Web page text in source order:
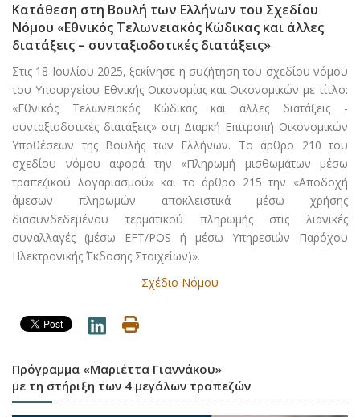
Κατάθεση στη Βουλή των Ελλήνων του Σχεδίου
Νόμου «Εθνικός Τελωνειακός Κώδικας και άλλες
διατάξεις – συνταξιοδοτικές διατάξεις»
Στις 18 Ιουλίου 2025, ξεκίνησε η συζήτηση του σχεδίου νόμου
του Υπουργείου Εθνικής Οικονομίας και Οικονομικών με τίτλο:
«Εθνικός Τελωνειακός Κώδικας και άλλες διατάξεις -
συνταξιοδοτικές διατάξεις» στη Διαρκή Επιτροπή Οικονομικών
Υποθέσεων της Βουλής των Ελλήνων. Το άρθρο 210 του
σχεδίου νόμου αφορά την «Πληρωμή μισθωμάτων μέσω
τραπεζικού λογαριασμού» και το άρθρο 215 την «Αποδοχή
άμεσων πληρωμών αποκλειστικά μέσω χρήσης
διασυνδεδεμένου τερματικού πληρωμής στις λιανικές
συναλλαγές (μέσω EFT/POS ή μέσω Υπηρεσιών Παρόχου
Ηλεκτρονικής Έκδοσης Στοιχείων)».
Σχέδιο Νόμου
Πρόγραμμα «Μαριέττα Γιαννάκου»
με τη στήριξη των 4 μεγάλων τραπεζών